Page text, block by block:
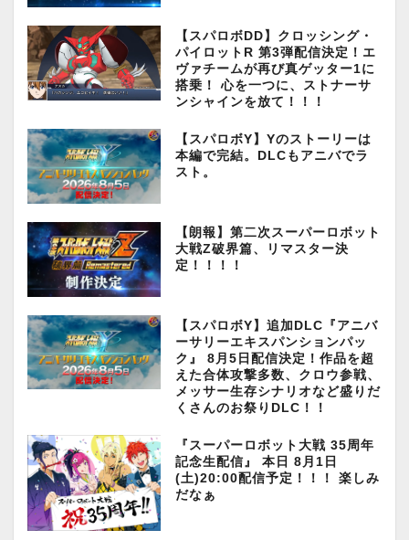
【スパロボDD】クロッシング・
パイロットR 第3弾配信決定！エ
ヴァチームが再び真ゲッター1に
搭乗！ 心を一つに、ストナーサ
ンシャインを放て！！！
【スパロボY】Yのストーリーは
本編で完結。DLCもアニバでラ
スト。
【朗報】第二次スーパーロボット
大戦Z破界篇、リマスター決
定！！！！
【スパロボY】追加DLC『アニバ
ーサリーエキスパンションパッ
ク』 8月5日配信決定！作品を超
えた合体攻撃多数、クロウ参戦、
メッサー生存シナリオなど盛りだ
くさんのお祭りDLC！！
『スーパーロボット大戦 35周年
記念生配信』 本日 8月1日
(土)20:00配信予定！！！ 楽しみ
だなぁ